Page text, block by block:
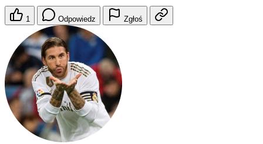
1 Odpowiedz Zgłoś